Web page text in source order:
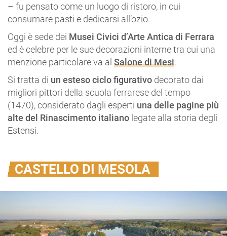
– fu pensato come un luogo di ristoro, in cui
consumare pasti e dedicarsi all’ozio.
Oggi è sede dei Musei Civici d’Arte Antica di Ferrara
ed è celebre per le sue decorazioni interne tra cui una
menzione particolare va al Salone di Mesi.
Si tratta di un esteso ciclo figurativo decorato dai
migliori pittori della scuola ferrarese del tempo
(1470), considerato dagli esperti una delle pagine più
alte del Rinascimento italiano legate alla storia degli
Estensi.
CASTELLO DI MESOLA